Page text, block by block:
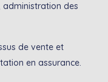
administration des
de vente et
en assurance.